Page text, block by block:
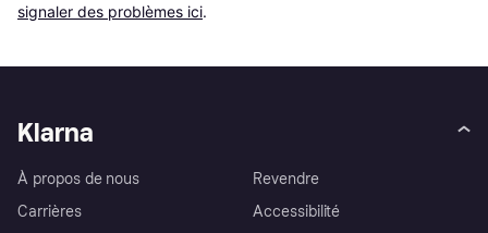
signaler des problèmes ici.
Klarna
À propos de nous
Carrières
Revendre
Accessibilité